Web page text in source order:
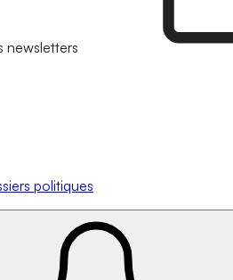
newsletters
politiques